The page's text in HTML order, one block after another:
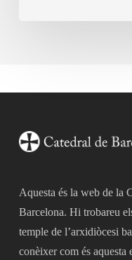
Aquesta és la web de la
Barcelona. Hi trobareu
temple de l’arxidiòcesi
conèixer com és aquesta